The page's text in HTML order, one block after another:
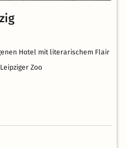
Hotel mit literarischem Flair
Zoo